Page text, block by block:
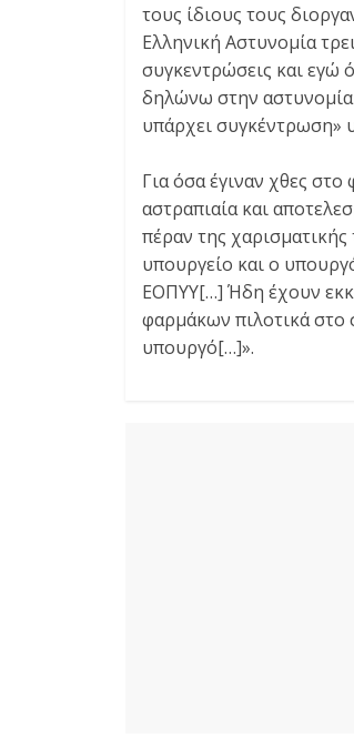
τους ίδιους τους
Ελληνική Αστυνομία
συγκεντρώσεις και εγώ
δηλώνω στην αστυνομία
υπάρχει συγκέντρωση»
Για όσα έγιναν χθες
αστραπιαία και
πέραν της
υπουργείο και ο
ΕΟΠΥΥ[…] Ήδη έχουν
φαρμάκων πιλοτικά στο
υπουργό[…]».